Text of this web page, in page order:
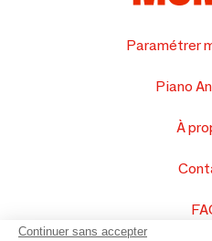
Paramétrer
Piano
À
Continuer sans accepter